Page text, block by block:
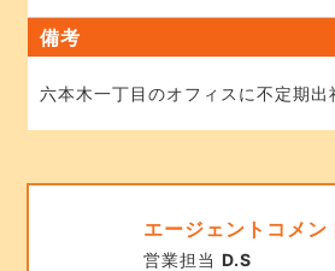
備考
六本木一丁目のオフィスに不定期出
エージェントコメン
営業担当 D.S